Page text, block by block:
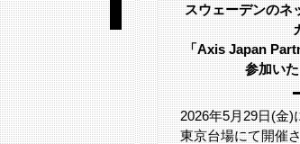
メラ選び方｜
イント
吹き付ける環
際、「塩害へ
でしょうか。
スウェーデンのネッ
カ
「Axis Japan
参加いた
2026年5月29日(金)に
東京台場にて開催さ